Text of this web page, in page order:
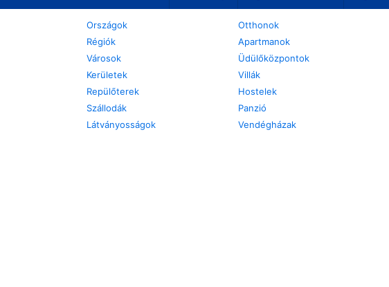
Országok
Régiók
Városok
Kerületek
Repülőterek
Szállodák
Látványosságok
Otthonok
Apartmanok
Üdülőközpontok
Villák
Hostelek
Panzió
Vendégházak